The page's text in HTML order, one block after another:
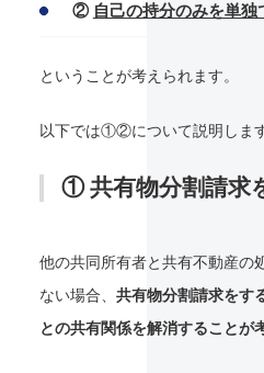
② 自己の持分のみを単独
ということが考えられます。
以下では①②について説明します
① 共有物分割請求
他の共同所有者と共有不動産の
ない場合、 共有物分割請求をす
との共有関係を解消することが